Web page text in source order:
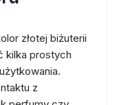
złotej biżuterii
kilka prostych
z